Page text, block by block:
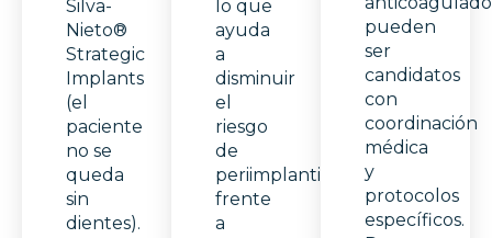
Silva-
Nieto®
Strategic
Implants
(el
paciente
no se
queda
sin
dientes).
lo que
ayuda
a
disminuir
el
riesgo
de
periimplantitis
frente
a
pueden
ser
candidatos
con
coordinación
médica
y
protocolos
específicos.